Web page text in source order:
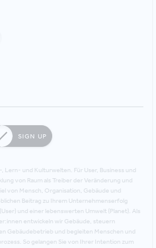
SIGN UP
Lern- und Kulturwelten. Für User, Business und
von Raum als Treiber der Veränderung und
von Mensch, Organisation, Gebäude und
Beitrag zu Ihrem Unternehmenserfolg
und einer lebenswerten Umwelt (Planet). Als
entwickeln wir Gebäude, steuern
Gebäudebetrieb und begleiten Menschen und
So gelangen Sie von Ihrer Intention zum